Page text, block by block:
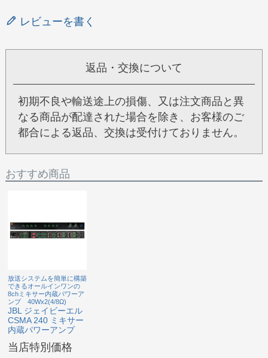
レビューを書く
返品・交換について
初期不良や輸送途上の損傷、又は注文商品と異
なる商品が配達された場合を除き、お客様のご
都合による返品、交換は受付けておりません。
おすすめ商品
放送システムを簡単に構築
できるオールインワンの
8chミキサー内蔵パワーア
ンプ 40Wx2(4/8Ω)
JBL ジェイビーエル
CSMA 240 ミキサー
内蔵パワーアンプ
当店特別価格